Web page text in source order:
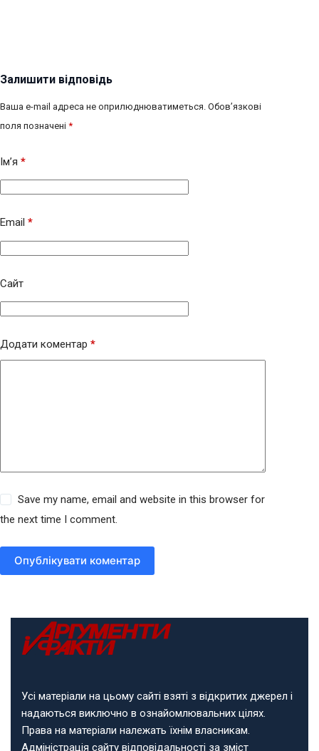
Залишити відповідь
Ваша e-mail адреса не оприлюднюватиметься. Обов’язкові
поля позначені *
Ім’я *
Email *
Сайт
Додати коментар *
Save my name, email and website in this browser for
the next time I comment.
Опублікувати коментар
Усі матеріали на цьому сайті взяті з відкритих джерел і
надаються виключно в ознайомлювальних цілях.
Права на матеріали належать їхнім власникам.
Адміністрація сайту відповідальності за зміст